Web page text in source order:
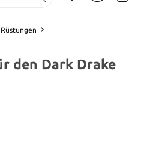
den Dark Drake